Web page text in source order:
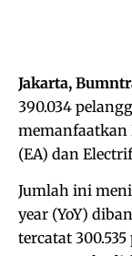
Jakarta,
390.034
memanfaatkan
(EA) dan
Jumlah ini
year (YoY)
tercatat